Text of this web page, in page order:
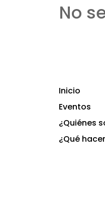
No
Inicio
Eventos
¿Quiénes
¿Qué